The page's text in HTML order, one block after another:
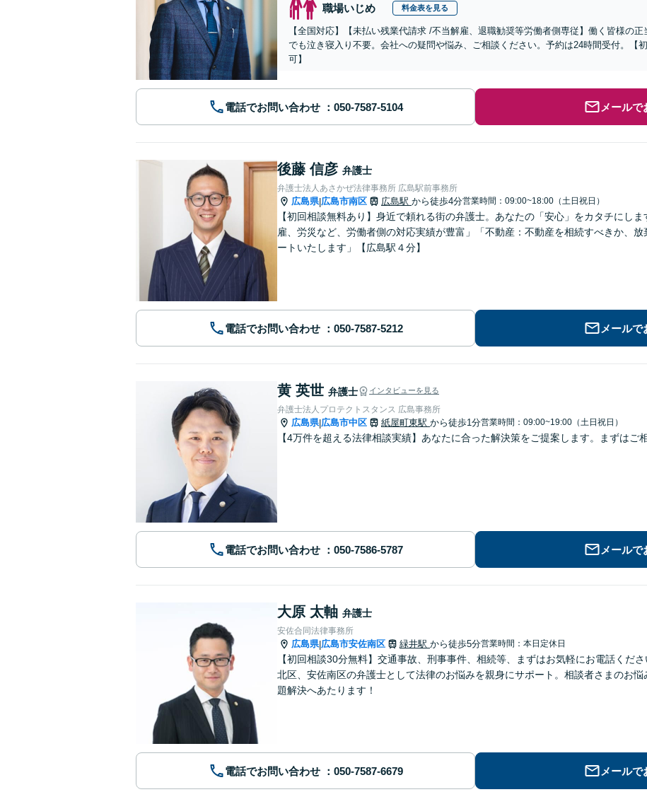
職場いじめ 料金表を見る
【全国対応】【未払い残業代請求 /不当解雇、退職勧奨等労働者側専従】働く皆様の
でも泣き寝入り不要。会社への疑問や悩み、ご相談ください。予約は24時間受付。【
可】
電話でお問い合わせ メールで
後藤 信彦 弁護士
弁護士法人あさかぜ法律事務所 広島駅前事務所
広島県|広島市南区 広島駅 から徒歩4分営業時間：09:00~18:00（土日祝日）
【初回相談無料あり】身近で頼れる街の弁護士。あなたの「安心」をカタチにし
雇、労災など、労働者側の対応実績が豊富」「不動産：不動産を相続すべきか、
ートいたします」【広島駅４分】
電話でお問い合わせ メールで
黄 英世 弁護士 インタビューを見る
弁護士法人プロテクトスタンス 広島事務所
広島県|広島市中区 紙屋町東駅 から徒歩1分営業時間：09:00~19:00（土日祝日）
【4万件を超える法律相談実績】あなたに合った解決策をご提案します。まずはご
電話でお問い合わせ メールで
大原 太軸 弁護士
安佐合同法律事務所
広島県|広島市安佐南区 緑井駅 から徒歩5分営業時間：本日定休日
【初回相談30分無料】交通事故、刑事事件、相続等、まずはお気軽にお電話くだ
北区、安佐南区の弁護士として法律のお悩みを親身にサポート。相談者さまのお
題解決へあたります！
電話でお問い合わせ メールで